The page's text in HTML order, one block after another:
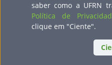
saber como a UFRN
Política de
clique em "Ciente".